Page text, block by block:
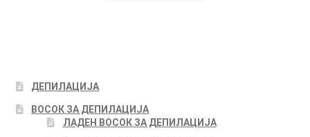
ДЕПИЛАЦИЈА
ВОСОК ЗА ДЕПИЛАЦИЈА
ЛАДЕН ВОСОК ЗА ДЕПИЛАЦИЈА